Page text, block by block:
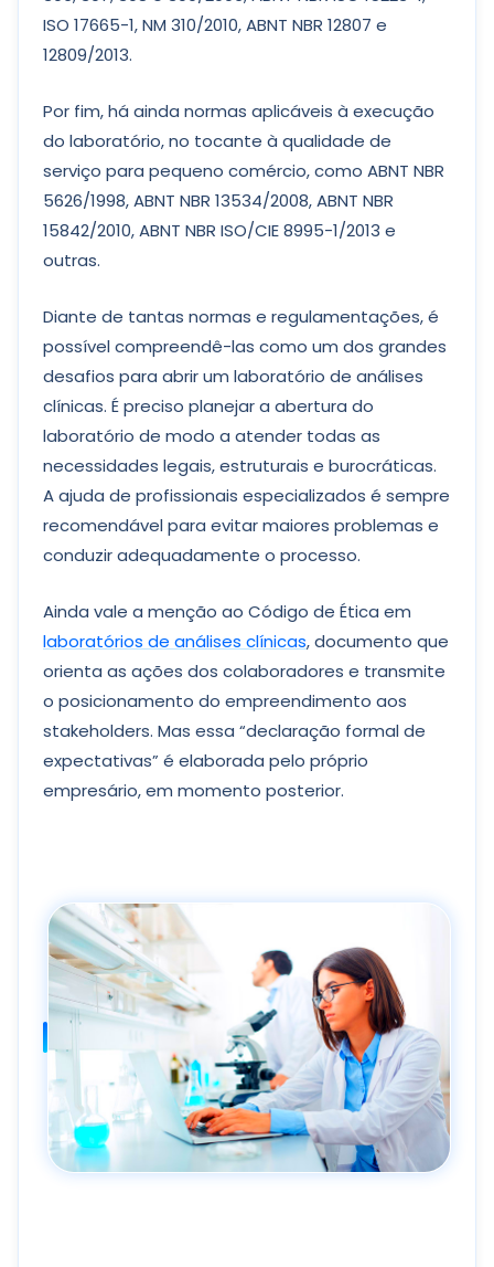
ISO 17665-1, NM 310/2010, ABNT NBR 12807 e
12809/2013.
Por fim, há ainda normas aplicáveis à execução
do laboratório, no tocante à qualidade de
serviço para pequeno comércio, como ABNT NBR
5626/1998, ABNT NBR 13534/2008, ABNT NBR
15842/2010, ABNT NBR ISO/CIE 8995-1/2013 e
outras.
Diante de tantas normas e regulamentações, é
possível compreendê-las como um dos grandes
desafios para abrir um laboratório de análises
clínicas. É preciso planejar a abertura do
laboratório de modo a atender todas as
necessidades legais, estruturais e burocráticas.
A ajuda de profissionais especializados é sempre
recomendável para evitar maiores problemas e
conduzir adequadamente o processo.
Ainda vale a menção ao Código de Ética em
laboratórios de análises clínicas, documento que
orienta as ações dos colaboradores e transmite
o posicionamento do empreendimento aos
stakeholders. Mas essa “declaração formal de
expectativas” é elaborada pelo próprio
empresário, em momento posterior.